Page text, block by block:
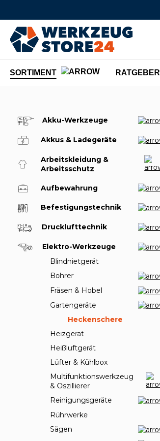
SORTIMENT RATGEBER
Akku-Werkzeuge
Akkus & Ladegeräte
Arbeitskleidung &
Arbeitsschutz
Aufbewahrung
Befestigungstechnik
Drucklufttechnik
Elektro-Werkzeuge
Blindnietgerät
Bohrer
Fräsen & Hobel
Gartengeräte
Heckenschere
Heizgerät
Heißluftgerät
Lüfter & Kühlbox
Multifunktionswerkzeug
& Oszillierer
Reinigungsgeräte
Rührwerke
Sägen